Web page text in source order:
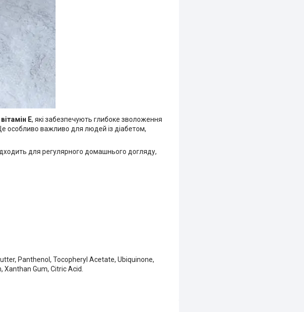
Е, які забезпечують глибоке зволоження
особливо важливо для людей із діабетом,
для регулярного домашнього догляду,
Panthenol, Tocopheryl Acetate, Ubiquinone,
Gum, Citric Acid.